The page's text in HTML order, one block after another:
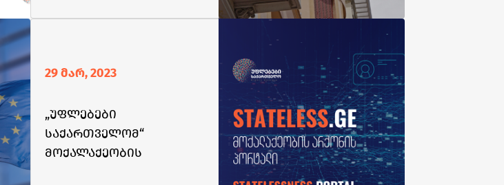
29 მარ, 2023
„უფლებები
საქართველომ“
მოქალაქეობის